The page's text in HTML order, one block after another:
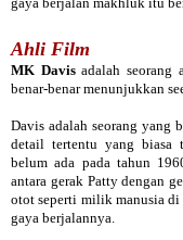
Ahli Film
MK Davisadalah seorang
benar-benar menunjukkan
Davis adalah seorang yang
detail tertentu yang biasa
belum ada pada tahun
antara gerak Patty dengan
otot seperti milik manusia di
gaya berjalannya.